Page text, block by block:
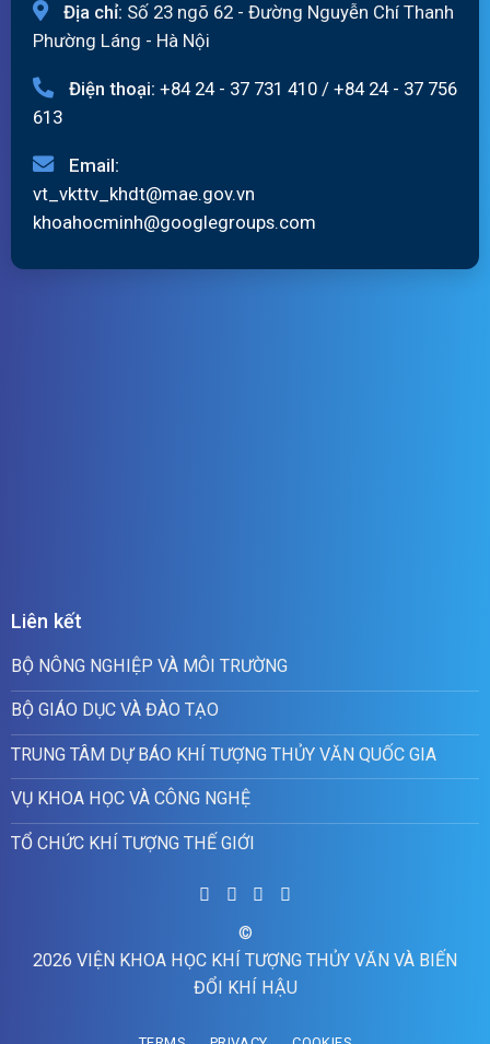
Địa chỉ: Số 23 ngõ 62 - Đường Nguyễn Chí Thanh
Phường Láng - Hà Nội
Điện thoại: +84 24 - 37 731 410 / +84 24 - 37 756
613
Email:
vt_vkttv_khdt@mae.gov.vn
khoahocminh@googlegroups.com
Liên kết
BỘ NÔNG NGHIỆP VÀ MÔI TRƯỜNG
BỘ GIÁO DỤC VÀ ĐÀO TẠO
TRUNG TÂM DỰ BÁO KHÍ TƯỢNG THỦY VĂN QUỐC GIA
VỤ KHOA HỌC VÀ CÔNG NGHỆ
TỔ CHỨC KHÍ TƯỢNG THẾ GIỚI
©
2026 VIỆN KHOA HỌC KHÍ TƯỢNG THỦY VĂN VÀ BIẾN
ĐỔI KHÍ HẬU